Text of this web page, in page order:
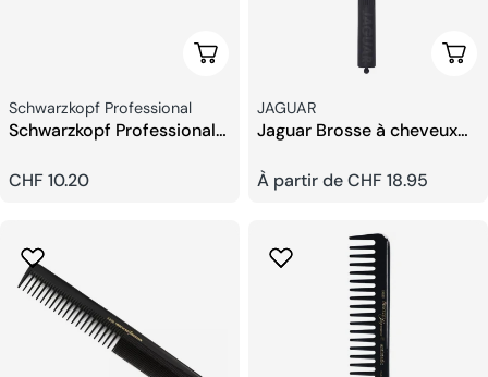
Ajouter Au Panier
Fournisseur:
Schwarzkopf Professional
Schwarzkopf Professional
Prix
CHF 10.20
Fournisseur:
JAGUAR
Jaguar Brosse à cheveux
Prix
À partir de CHF 18.95